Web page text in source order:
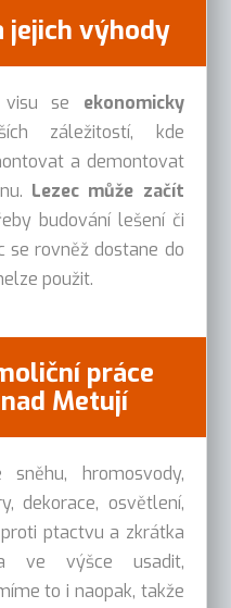
jejich výhody
se ekonomicky
záležitostí, kde
a demontovat
Lezec může začít
budování lešení či
se rovněž dostane do
použit.
práce
Metují
sněhu, hromosvody,
dekorace, osvětlení,
ptactvu a zkrátka
ve výšce usadit,
to i naopak, takže